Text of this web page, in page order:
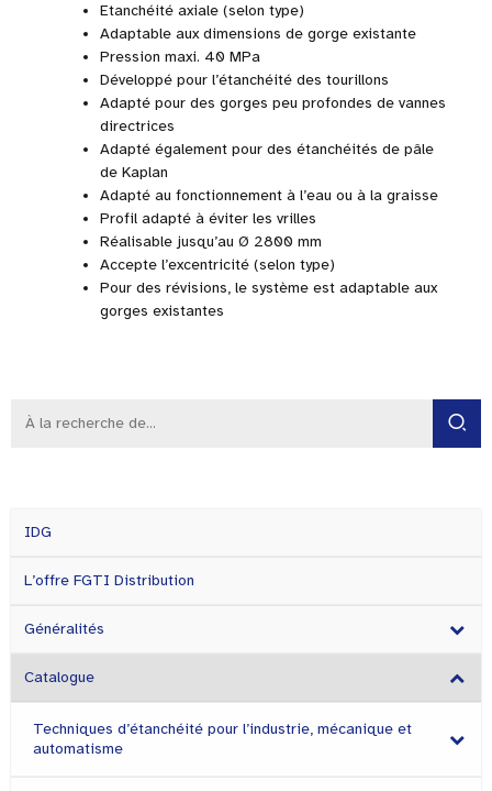
Etanchéité axiale (selon type)
Adaptable aux dimensions de gorge existante
Pression maxi. 40 MPa
Développé pour l’étanchéité des tourillons
Adapté pour des gorges peu profondes de vannes
directrices
Adapté également pour des étanchéités de pâle
de Kaplan
Adapté au fonctionnement à l’eau ou à la graisse
Profil adapté à éviter les vrilles
Réalisable jusqu’au Ø 2800 mm
Accepte l’excentricité (selon type)
Pour des révisions, le système est adaptable aux
gorges existantes
IDG
L’offre FGTI Distribution
Généralités
Catalogue
Techniques d’étanchéité pour l’industrie, mécanique et
automatisme